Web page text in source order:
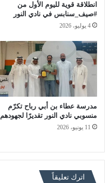
انطلاقة قوية لليوم الأول من
#صيف_سنابس في نادي النور
4 يوليو، 2026
مدرسة عطاء بن أبي رباح تكرّم
منسوبي نادي النور تقديرًا لجهودهم
11 يونيو، 2026
اترك تعليقاً